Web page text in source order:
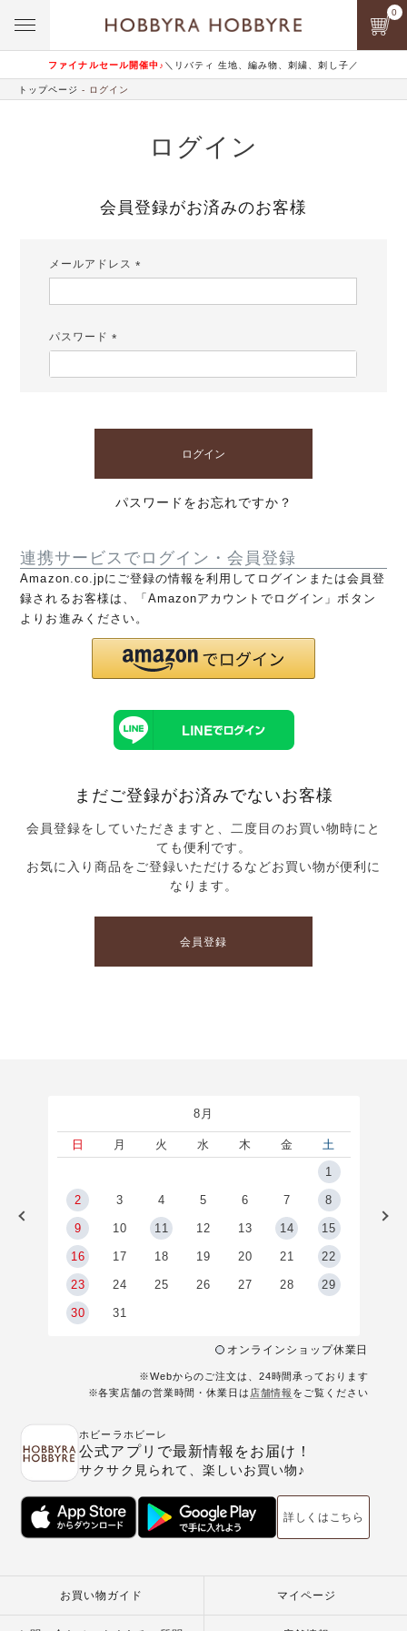
ファイナルセール開催中♪ ＼リバティ 生地、編み物、刺繍、刺し子／
0
トップページ ログイン
ログイン
会員登録がお済みのお客様
メールアドレス
パスワード
ログイン
パスワードをお忘れですか？
連携サービスでログイン・会員登録
Amazon.co.jpにご登録の情報を利用してログインまたは会員登
録されるお客様は、「Amazonアカウントでログイン」ボタン
よりお進みください。
まだご登録がお済みでないお客様
会員登録をしていただきますと、二度目のお買い物時にと
ても便利です。
お気に入り商品をご登録いただけるなどお買い物が便利に
なります。
会員登録
8月
日 月 火 水 木 金
土
1
2 3 4 5 6 7 8
9 10 11 12 13 14 15
16 17 18 19 20 21 22
23 24 25 26 27 28 29
30 31
オンラインショップ休業日
※Webからのご注文は、24時間承っております
※各実店舗の営業時間・休業日は 店舗情報 をご覧ください
ホビーラホビーレ
公式アプリで最新情報をお届け！
サクサク見られて、楽しいお買い物♪
詳しくはこちら
お買い物ガイド マイページ